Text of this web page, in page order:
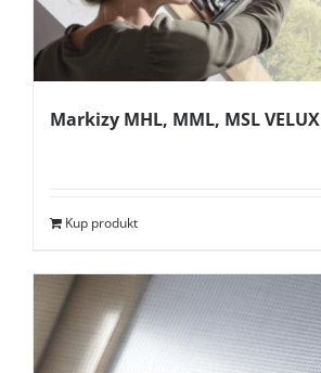
Markizy MHL, MML, MSL VELUX
Kup produkt